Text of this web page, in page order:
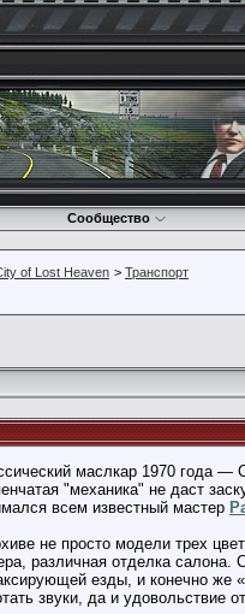
Сообщество
of Lost Heaven > Транспорт
маслкар 1970 года —
"механика" не даст
всем известный мастер
не просто модели трех
различная отделка салона.
езды, и конечно же
звуки, да и удовольствие